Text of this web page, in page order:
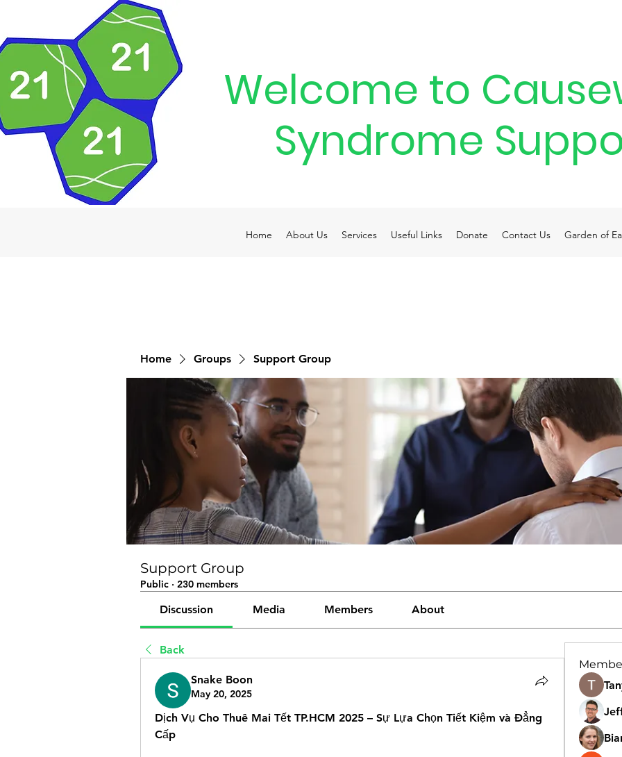
Welcome to
Syndrome
Home About Us Services Useful Links Donate Contact Us Garden of
Home Groups Support Group
Support Group
Public · 230 members
Discussion Media Members About
Back
Snake Boon
May 20, 2025
Dịch Vụ Cho Thuê Mai Tết TP.HCM 2025 – Sự Lựa Chọn Tiết Kiệm và Đẳng
Cấp